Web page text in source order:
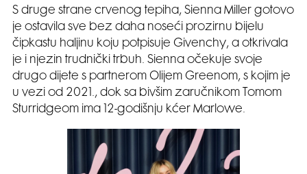
S druge strane crvenog tepiha, Sienna Miller gotovo
je ostavila sve bez daha noseći prozirnu bijelu
čipkastu haljinu koju potpisuje Givenchy, a otkrivala
je i njezin trudnički trbuh. Sienna očekuje svoje
drugo dijete s partnerom Olijem Greenom, s kojim je
u vezi od 2021., dok sa bivšim zaručnikom Tomom
Sturridgeom ima 12-godišnju kćer Marlowe.